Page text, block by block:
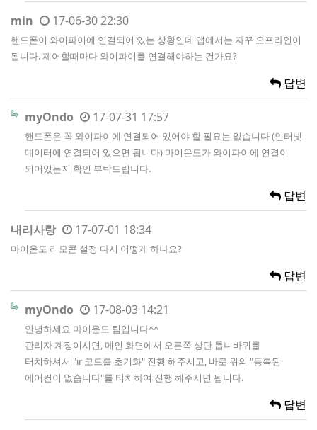
min 17-06-30 22:30
핸드폰이 와이파이에 연결되어 있는 상황인데 앱에서는 자꾸 오프라인이
됩니다. 제어할때마다 와이파이를 연결해야하는 건가요?
답변
myOndo 17-07-31 17:57
핸드폰은 꼭 와이파이에 연결되어 있어야 할 필요는 없습니다 (인터넷
데이터에 연결되어 있으면 됩니다) 마이온도가 와이파이에 연결이
되어있는지 확인 부탁드립니다.
답변
내리사랑 17-07-01 18:34
마이온도 리모콘 설정 다시 어떻게 하나요?
답변
myOndo 17-08-03 14:21
안녕하세요 마이온도 팀입니다^^
관리자 계정이시면, 메인 화면에서 오른쪽 상단 톱니바퀴를
터치하셔서 "ir 코드를 초기화" 진행 해주시고, 바로 위의 "등록된
에어컨이 없습니다"를 터치하여 진행 해주시면 됩니다.
답변